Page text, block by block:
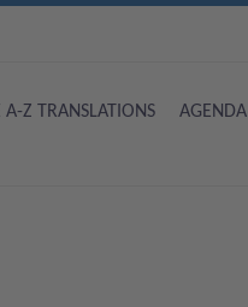
A-Z TRANSLATIONS AGENDA